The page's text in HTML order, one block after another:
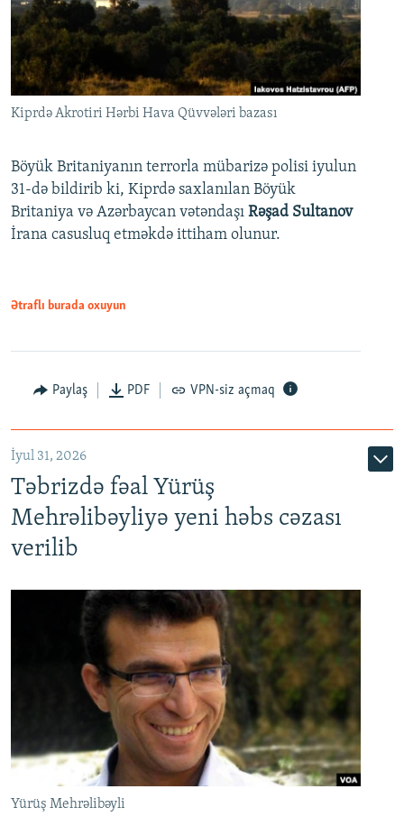
Kiprdə Akrotiri Hərbi Hava Qüvvələri bazası
Böyük Britaniyanın terrorla mübarizə polisi iyulun
31-də bildirib ki, Kiprdə saxlanılan Böyük
Britaniya və Azərbaycan vətəndaşı Rəşad Sultanov
İrana casusluq etməkdə ittiham olunur.
Ətraflı burada oxuyun
Paylaş PDF VPN-siz açmaq
İyul 31, 2026
Təbrizdə fəal Yürüş
Mehrəlibəyliyə yeni həbs cəzası
verilib
Yürüş Mehrəlibəyli